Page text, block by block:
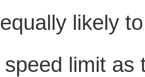
equally likely
speed limit as